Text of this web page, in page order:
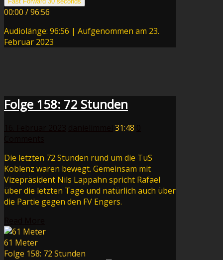
00:00 /96:56
Audiolänge: 96:56 | Aufgenommen am 23.
Februar 2023
Folge 158: 72 Stunden
31:48
Die letzten 72 Stunden rund um die TuS
Koblenz waren bewegt. Gemeinsam mit
Vizepräsident Nils Lappahn spricht Rafael
über die letzten Tage und natürlich auch über
die Partie gegen den FV Engers.
61 Meter
Folge 158: 72 Stunden